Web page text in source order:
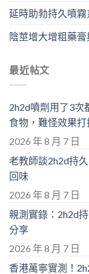
延時助勃持久噴霧
陰莖增大增粗藥膏
最近帖文
2h2d噴劑用了3次
食物，難怪效果打
2026 年 8 月 7 日
老教師談2h2d持
回味
2026 年 8 月 7 日
親測實錄：2h2d
分享
2026 年 8 月 7 日
香港萬寧實測！